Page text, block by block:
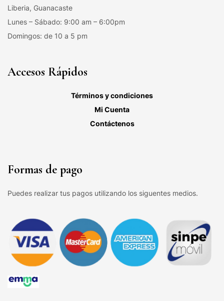
Liberia, Guanacaste
Lunes – Sábado: 9:00 am – 6:00pm
Domingos: de 10 a 5 pm
Accesos Rápidos
Términos y condiciones
Mi Cuenta
Contáctenos
Formas de pago
Puedes realizar tus pagos utilizando los siguentes medios.